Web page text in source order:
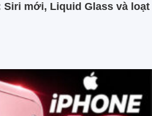
Siri mới, Liquid Glass và loạt